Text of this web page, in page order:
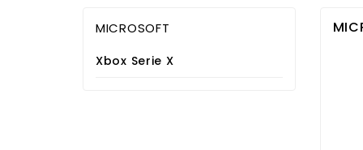
MICROSOFT
Xbox Serie X